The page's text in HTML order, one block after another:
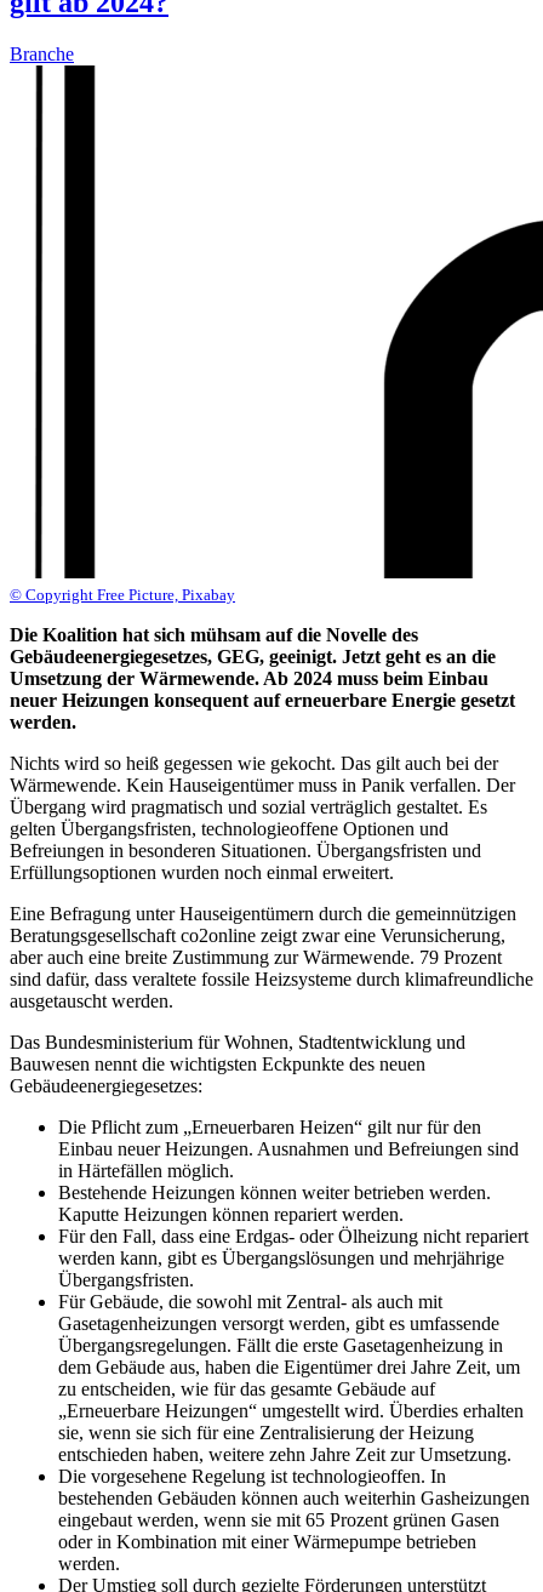
Branche
© Copyright Free Picture, Pixabay
Die Koalition hat sich mühsam auf die Novelle des
Gebäudeenergiegesetzes, GEG, geeinigt. Jetzt geht es an die
Umsetzung der Wärmewende. Ab 2024 muss beim Einbau
neuer Heizungen konsequent auf erneuerbare Energie gesetzt
werden.
Nichts wird so heiß gegessen wie gekocht. Das gilt auch bei der
Wärmewende. Kein Hauseigentümer muss in Panik verfallen. Der
Übergang wird pragmatisch und sozial verträglich gestaltet. Es
gelten Übergangsfristen, technologieoffene Optionen und
Befreiungen in besonderen Situationen. Übergangsfristen und
Erfüllungsoptionen wurden noch einmal erweitert.
Eine Befragung unter Hauseigentümern durch die gemeinnützigen
Beratungsgesellschaft co2online zeigt zwar eine Verunsicherung,
aber auch eine breite Zustimmung zur Wärmewende. 79 Prozent
sind dafür, dass veraltete fossile Heizsysteme durch klimafreundliche
ausgetauscht werden.
Das Bundesministerium für Wohnen, Stadtentwicklung und
Bauwesen nennt die wichtigsten Eckpunkte des neuen
Gebäudeenergiegesetzes:
Die Pflicht zum „Erneuerbaren Heizen“ gilt nur für den
Einbau neuer Heizungen. Ausnahmen und Befreiungen sind
in Härtefällen möglich.
Bestehende Heizungen können weiter betrieben werden.
Kaputte Heizungen können repariert werden.
Für den Fall, dass eine Erdgas- oder Ölheizung nicht repariert
werden kann, gibt es Übergangslösungen und mehrjährige
Übergangsfristen.
Für Gebäude, die sowohl mit Zentral- als auch mit
Gasetagenheizungen versorgt werden, gibt es umfassende
Übergangsregelungen. Fällt die erste Gasetagenheizung in
dem Gebäude aus, haben die Eigentümer drei Jahre Zeit, um
zu entscheiden, wie für das gesamte Gebäude auf
„Erneuerbare Heizungen“ umgestellt wird. Überdies erhalten
sie, wenn sie sich für eine Zentralisierung der Heizung
entschieden haben, weitere zehn Jahre Zeit zur Umsetzung.
Die vorgesehene Regelung ist technologieoffen. In
bestehenden Gebäuden können auch weiterhin Gasheizungen
eingebaut werden, wenn sie mit 65 Prozent grünen Gasen
oder in Kombination mit einer Wärmepumpe betrieben
werden.
Der Umstieg soll durch gezielte Förderungen unterstützt